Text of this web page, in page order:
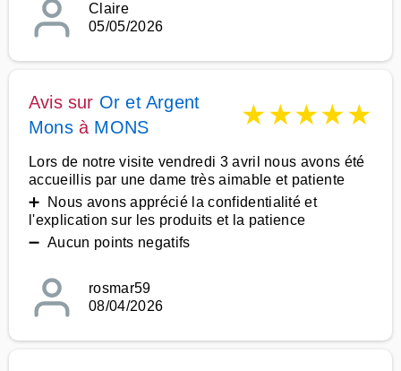
Claire
05/05/2026
Avis sur Or et Argent
Monsà MONS ★★★★★
Lors de notre visite vendredi 3 avril nous avons été
accueillis par une dame très aimable et patiente
➕ Nous avons apprécié la confidentialité et
l'explication sur les produits et la patience
➖ Aucun points negatifs
rosmar59
08/04/2026